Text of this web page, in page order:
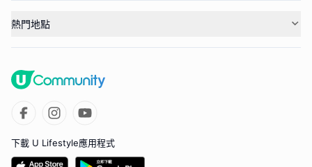
熱門地點
下載 U Lifestyle應用程式